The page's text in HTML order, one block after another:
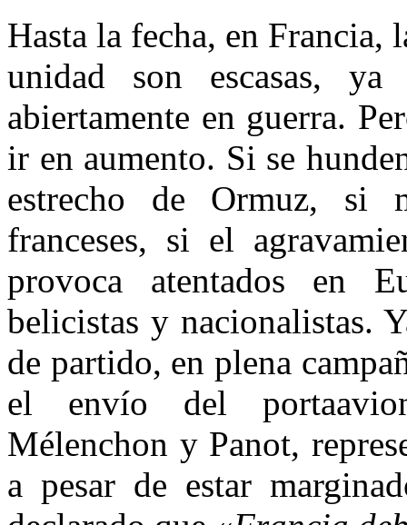
Hasta la fecha, en Francia,
unidad son escasas,
abiertamente en guerra.
ir en aumento. Si se
estrecho de Ormuz, si
franceses, si el
provoca atentados en
belicistas y nacionalistas.
de partido, en plena
el envío del
Mélenchon y Panot,
a pesar de estar